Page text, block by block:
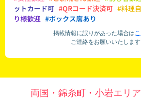
ットカード可 #QRコード決済可 #料理
り様歓迎 #ボックス席あり
掲載情報に誤りがあった場合は
ご連絡をお願いいたします
両国・錦糸町・小岩エリ